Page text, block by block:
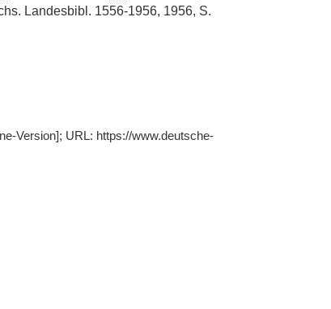
Landesbibl. 1556-1956, 1956, S.
Version]; URL: https://www.deutsche-